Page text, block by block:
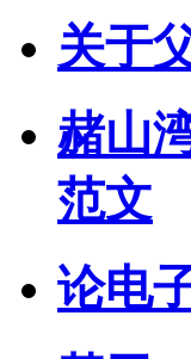
关于
赭山
范文
论电